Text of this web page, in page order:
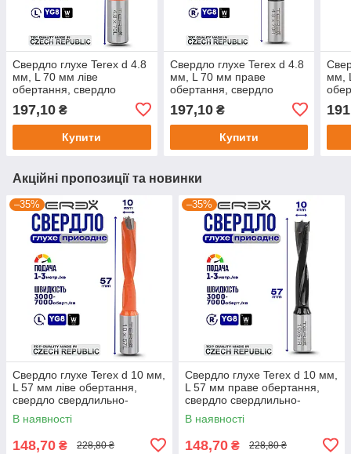
Свердло глухе Terex d 4.8
мм, L 70 мм ліве
обертання, свердло
свердлильно-присадного
верстата, свердло для
меблів
197,10 ₴
Купити
Свердло глухе Terex d 4.8
мм, L 70 мм праве
обертання, свердло
свердлильно-присадного
верстата, свердло для
ЧПУ
197,10₴
Купити
мм,
ЧПУ
Акційні пропозиції та новинки
–35%
Свердло глухе Terex d 10 мм,
L 57 мм ліве обертання,
свердло свердлильно-
присадного верстата
В наявності
148,70 ₴ 228,80 ₴
–35%
Свердло глухе Terex d 10 мм,
L 57 мм праве обертання,
свердло свердлильно-
присадного верстата
В наявності
148,70 ₴ 228,80 ₴